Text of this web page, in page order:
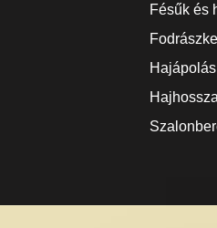
Fésűk és
Hajápolás